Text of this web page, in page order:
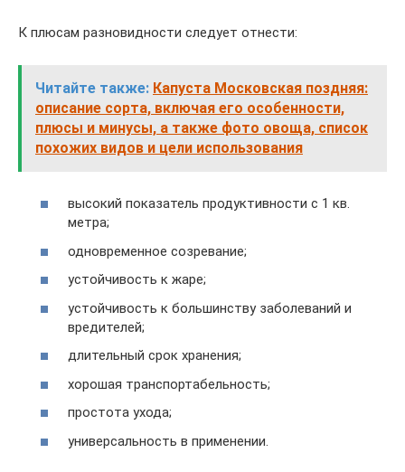
К плюсам разновидности следует отнести:
Читайте также: Капуста Московская поздняя:
описание сорта, включая его особенности,
плюсы и минусы, а также фото овоща, список
похожих видов и цели использования
высокий показатель продуктивности с 1 кв.
метра;
одновременное созревание;
устойчивость к жаре;
устойчивость к большинству заболеваний и
вредителей;
длительный срок хранения;
хорошая транспортабельность;
простота ухода;
универсальность в применении.